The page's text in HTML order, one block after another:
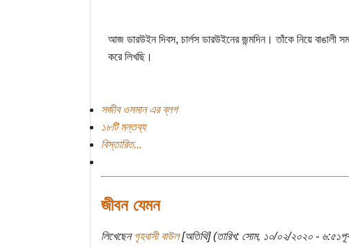
আজ ডারউইন দিবস, চার্লস ডারউইনের জন্মদিন। তাঁকে নিয়ে বাঙালী
করে লিখছি।
সজীব ওসমান এর ব্লগ
১৮টি মন্তব্য
বিস্তারিত...
জীবন যেমন
লিখেছেনগৃহবাসী বাউল[অতিথি] (তারিখ: সোম, ১০/০২/২০২০ -